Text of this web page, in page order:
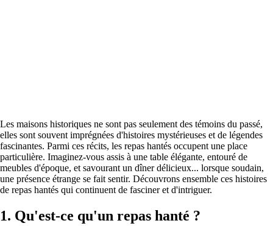
Les maisons historiques ne sont pas seulement des témoins du passé,
elles sont souvent imprégnées d'histoires mystérieuses et de légendes
fascinantes. Parmi ces récits, les repas hantés occupent une place
particulière. Imaginez-vous assis à une table élégante, entouré de
meubles d'époque, et savourant un dîner délicieux... lorsque soudain,
une présence étrange se fait sentir. Découvrons ensemble ces histoires
de repas hantés qui continuent de fasciner et d'intriguer.
1. Qu'est-ce qu'un repas hanté ?